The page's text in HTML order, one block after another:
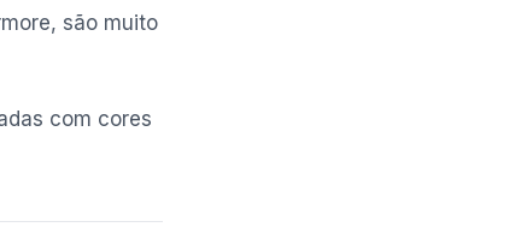
são muito
com cores